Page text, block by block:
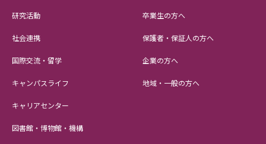
研究活動
社会連携
国際交流・留学
キャンパスライフ
キャリアセンター
図書館・博物館・機構
卒業生の方へ
保護者・保証人の方へ
企業の方へ
地域・一般の方へ